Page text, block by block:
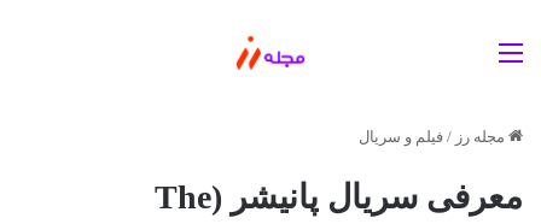
مجله رز / فیلم و سریال
معرفی سریال پانیشر (The